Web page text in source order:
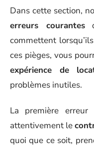
Dans cette section,
erreurs courantes
commettent
ces pièges, vous
expérience de
problèmes inutiles.
La première
attentivement le
quoi que ce soit,